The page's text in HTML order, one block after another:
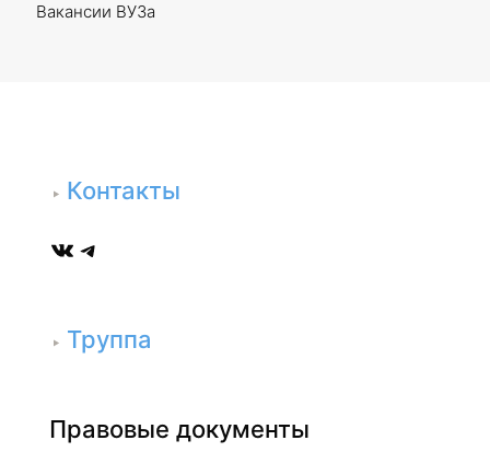
Вакансии ВУЗа
Контакты
ВКонтакте
Telegram
Труппа
Правовые документы